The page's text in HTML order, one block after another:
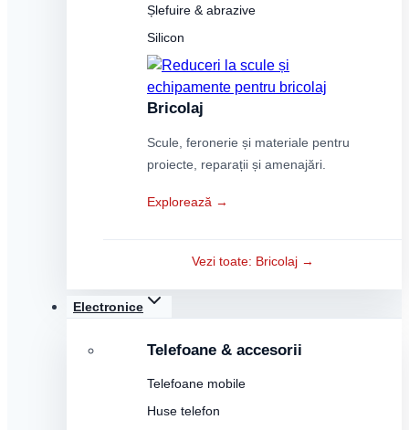
Șlefuire & abrazive
Silicon
Bricolaj
Scule, feronerie și materiale pentru
proiecte, reparații și amenajări.
Explorează →
Vezi toate: Bricolaj →
Electronice
Telefoane & accesorii
Telefoane mobile
Huse telefon